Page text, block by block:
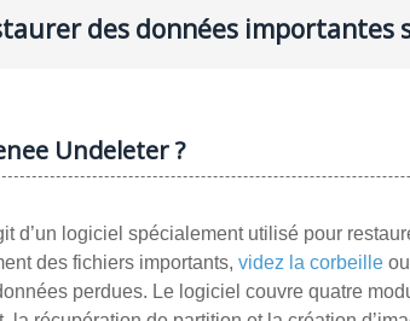
des données importantes
Undeleter ?
d’un logiciel spécialement utilisé pour
des fichiers importants, videz la corbeille ou
perdues. Le logiciel couvre quatre